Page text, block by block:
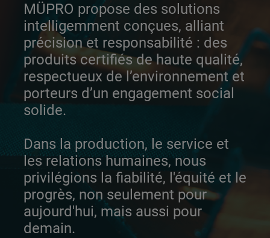
MÜPRO propose des solutions
intelligemment conçues, alliant
précision et responsabilité : des
produits certifiés de haute qualité,
respectueux de l’environnement et
porteurs d’un engagement social
solide.
Dans la production, le service et
les relations humaines, nous
privilégions la fiabilité, l'équité et le
progrès, non seulement pour
aujourd'hui, mais aussi pour
demain.